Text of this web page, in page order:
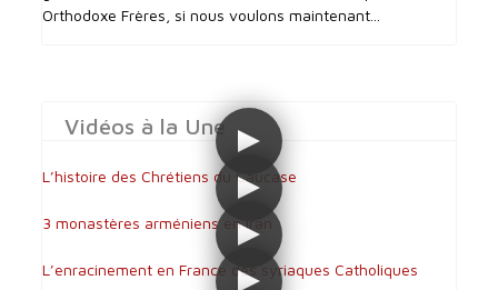
Orthodoxe Frères, si nous voulons maintenant...
Vidéos à la Une
L’histoire des Chrétiens du Caucase
3 monastères arméniens en Iran
L’enracinement en France des syriaques Catholiques